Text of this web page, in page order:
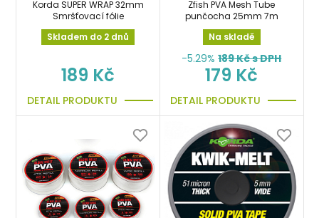
Korda SUPER WRAP 32mm
Smršťovací fólie
Skladem do 2 dnů
189 Kč
DETAIL PRODUKTU
Zfish PVA Mesh Tube
punčocha 25mm 7m
Na skladě
-5.29% 189Kč s DPH
179 Kč
DETAIL PRODUKTU